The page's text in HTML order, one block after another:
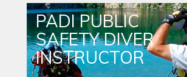
PADI PUBLIC
SAFETY DIVER
INSTRUCTOR